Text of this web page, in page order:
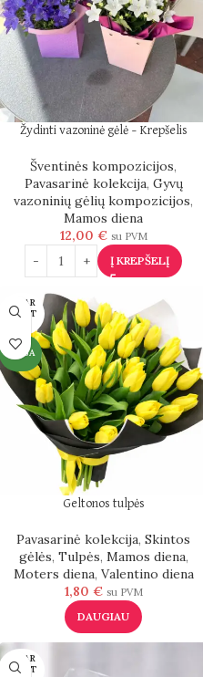
Žydinti vazoninė gėlė – Krepšelis
Šventinės kompozicijos,
Pavasarinė kolekcija, Gyvų
vazoninių gėlių kompozicijos,
Mamos diena
12,00 € su PVM
Į KREPŠELĮ
IŠPAR
DUOT
NAUJA
Geltonos tulpės
Pavasarinė kolekcija, Skintos
gėlės, Tulpės, Mamos diena,
Moters diena, Valentino diena
1,80 € su PVM
DAUGIAU
IŠPAR
DUOT